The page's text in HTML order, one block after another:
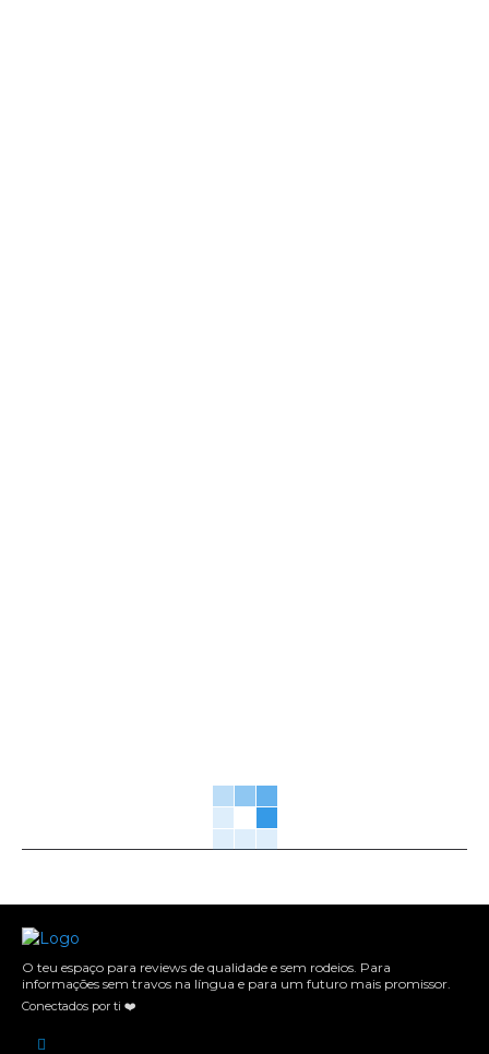
O teu espaço para reviews de qualidade e sem rodeios. Para
informações sem travos na língua e para um futuro mais promissor.
Conectados por ti ❤️